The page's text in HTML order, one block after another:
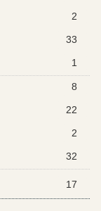
2
33
1
8
22
2
32
17